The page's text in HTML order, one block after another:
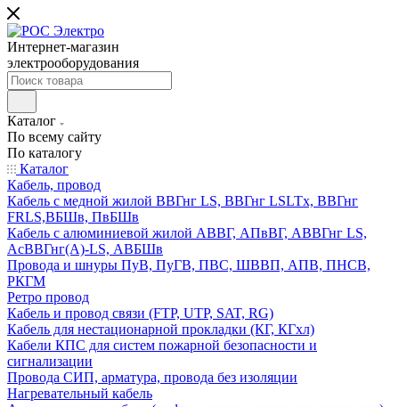
Интернет-магазин
электрооборудования
Каталог
По всему сайту
По каталогу
Каталог
Кабель, провод
Кабель с медной жилой ВВГнг LS, ВВГнг LSLTx, ВВГнг
FRLS,ВБШв, ПвБШв
Кабель с алюминиевой жилой АВВГ, АПвВГ, АВВГнг LS,
АсВВГнг(А)-LS, АВБШв
Провода и шнуры ПуВ, ПуГВ, ПВС, ШВВП, АПВ, ПНСВ,
РКГМ
Ретро провод
Кабель и провод связи (FTP, UTP, SAT, RG)
Кабель для нестационарной прокладки (КГ, КГхл)
Кабели КПС для систем пожарной безопасности и
сигнализации
Провода СИП, арматура, провода без изоляции
Нагревательный кабель